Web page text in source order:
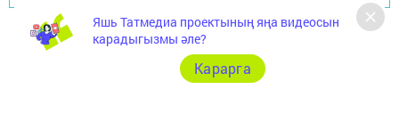
Яшь Татмедиа проектының яңа видеосын
карадыгызмы әле?
Карарга